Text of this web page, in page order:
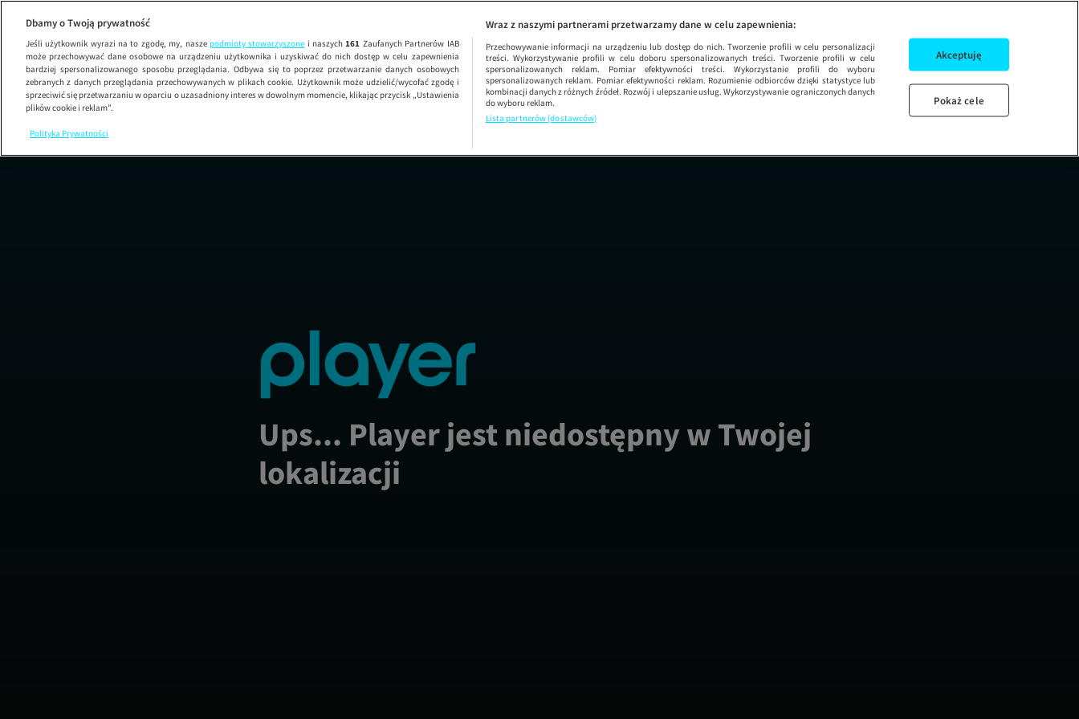
Życie na kredycieSEZON 8 ODCINEK 20 ŻYCIE NA
Ups... Player jest niedostępny w Twojej
lokalizacji
Dbamy o Twoją prywatność
Jeśli użytkownik wyrazi na to zgodę, my, nasze podmioty stowarzyszone i naszych161 Zaufanych Partnerów IAB
może przechowywać dane osobowe na urządzeniu użytkownika i uzyskiwać do nich dostęp w celu zapewnienia
bardziej spersonalizowanego sposobu przeglądania. Odbywa się to poprzez przetwarzanie danych osobowych
zebranych z danych przeglądania przechowywanych w plikach cookie. Użytkownik może udzielić/wycofać zgodę i
sprzeciwić się przetwarzaniu w oparciu o uzasadniony interes w dowolnym momencie, klikając przycisk „Ustawienia
plików cookie i reklam”.
Polityka Prywatności
Wraz z naszymi partnerami przetwarzamy dane w celu zapewnienia:
Przechowywanie informacji na urządzeniu lub dostęp do nich. Tworzenie profili w celu personalizacji
treści. Wykorzystywanie profili w celu doboru spersonalizowanych treści. Tworzenie profili w celu
spersonalizowanych reklam. Pomiar efektywności treści. Wykorzystanie profili do wyboru
spersonalizowanych reklam. Pomiar efektywności reklam. Rozumienie odbiorców dzięki statystyce lub
kombinacji danych z różnych źródeł. Rozwój i ulepszanie usług. Wykorzystywanie ograniczonych danych
do wyboru reklam.
Lista partnerów (dostawców)
Akceptuję
Pokaż cele